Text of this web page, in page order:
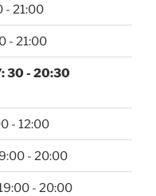
- 21:00
- 21:00
30 - 20:30
- 12:00
- 20:00
- 20:00